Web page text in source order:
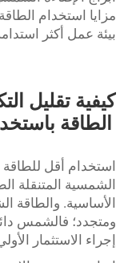
مزايا استخدام
بيئة عمل أكثر
كيفية تقليل
الطاقة
استخدام أقل للطاقة
الشمسية المتنقلة
الأساسية.
ومتجدد؛ فالشمس
إجراء الاستثمار